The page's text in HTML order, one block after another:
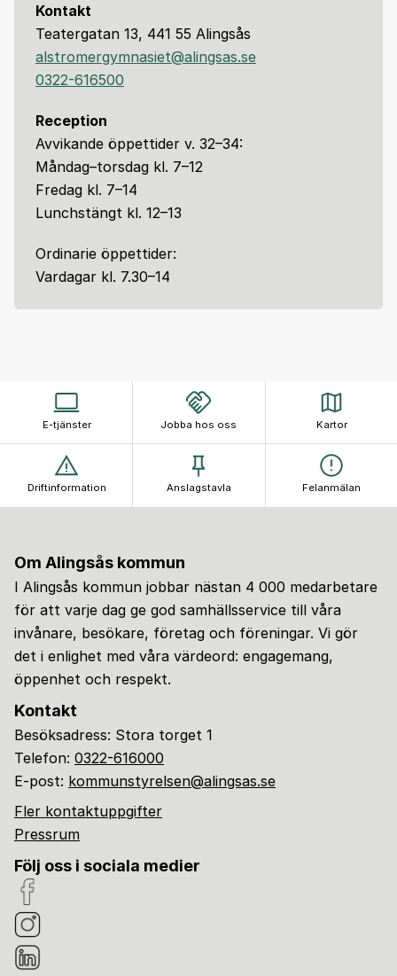
Kontakt
Teatergatan 13, 441 55 Alingsås
alstromergymnasiet@alingsas.se
0322-616500
Reception
Avvikande öppettider v. 32–34:
Måndag–torsdag kl. 7–12
Fredag kl. 7–14
Lunchstängt kl. 12–13
Ordinarie öppettider:
Vardagar kl. 7.30–14
E-tjänster Jobba hos oss Kartor
Driftinformation Anslagstavla Felanmälan
Om Alingsås kommun
I Alingsås kommun jobbar nästan 4 000 medarbetare
för att varje dag ge god samhällsservice till våra
invånare, besökare, företag och föreningar. Vi gör
det i enlighet med våra värdeord: engagemang,
öppenhet och respekt.
Kontakt
Besöksadress: Stora torget 1
Telefon: 0322-616000
E-post: kommunstyrelsen@alingsas.se
Fler kontaktuppgifter
Pressrum
Följ oss i sociala medier